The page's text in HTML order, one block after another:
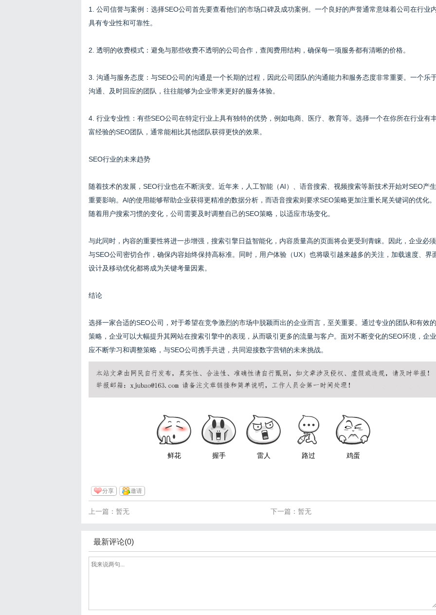
1. 公司信誉与案例：选择SEO公司首先要查看他们的市场口碑及成功案例。一个良好的声誉通常意味着公司在行业
具有专业性和可靠性。
2. 透明的收费模式：避免与那些收费不透明的公司合作，查阅费用结构，确保每一项服务都有清晰的价格。
3. 沟通与服务态度：与SEO公司的沟通是一个长期的过程，因此公司团队的沟通能力和服务态度非常重要。一个乐
沟通、及时回应的团队，往往能够为企业带来更好的服务体验。
4. 行业专业性：有些SEO公司在特定行业上具有独特的优势，例如电商、医疗、教育等。选择一个在你所在行业有
富经验的SEO团队，通常能相比其他团队获得更快的效果。
SEO行业的未来趋势
随着技术的发展，SEO行业也在不断演变。近年来，人工智能（AI）、语音搜索、视频搜索等新技术开始对SEO产生
重要影响。AI的使用能够帮助企业获得更精准的数据分析，而语音搜索则要求SEO策略更加注重长尾关键词的优化。
随着用户搜索习惯的变化，公司需要及时调整自己的SEO策略，以适应市场变化。
与此同时，内容的重要性将进一步增强，搜索引擎日益智能化，内容质量高的页面将会更受到青睐。因此，企业必须
与SEO公司密切合作，确保内容始终保持高标准。同时，用户体验（UX）也将吸引越来越多的关注，加载速度、界
设计及移动优化都将成为关键考量因素。
结论
选择一家合适的SEO公司，对于希望在竞争激烈的市场中脱颖而出的企业而言，至关重要。通过专业的团队和有效的
策略，企业可以大幅提升其网站在搜索引擎中的表现，从而吸引更多的流量与客户。面对不断变化的SEO环境，企业
应不断学习和调整策略，与SEO公司携手共进，共同迎接数字营销的未来挑战。
鲜花 握手 雷人 路过 鸡蛋
分享 邀请
下一篇：暂无
上一篇：暂无
最新评论(0)